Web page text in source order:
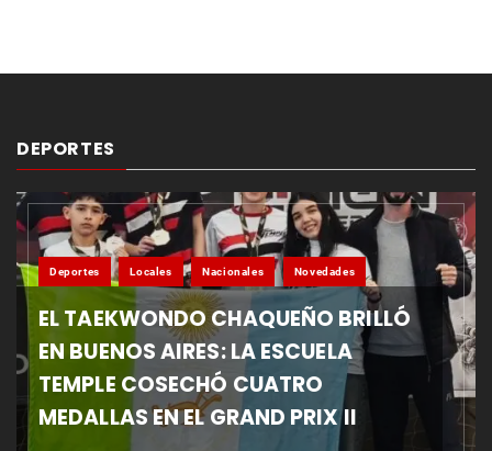
DEPORTES
Deportes Locales Nacionales Novedades
EL TAEKWONDO CHAQUEÑO BRILLÓ
EN BUENOS AIRES: LA ESCUELA
TEMPLE COSECHÓ CUATRO
MEDALLAS EN EL GRAND PRIX II